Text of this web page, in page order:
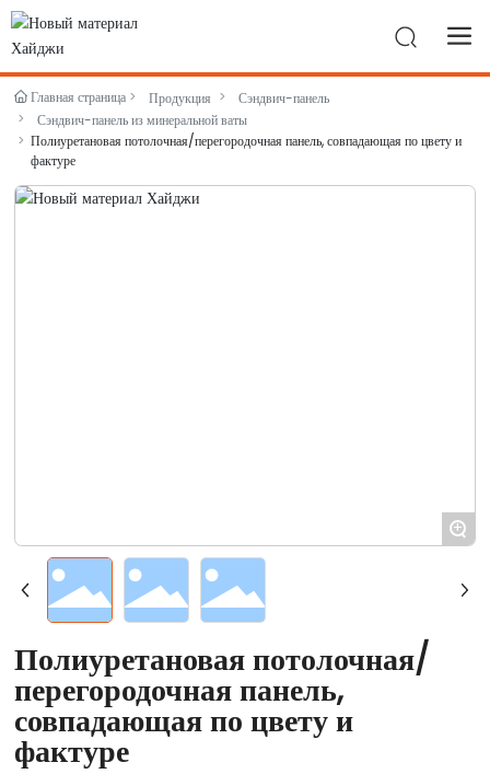
Главная страница Продукция
Сэндвич-панель
Сэндвич-панель из минеральной ваты
Полиуретановая потолочная/перегородочная панель, совпадающая по цвету и
фактуре
+
Полиуретановая потолочная/
перегородочная панель,
совпадающая по цвету и
фактуре